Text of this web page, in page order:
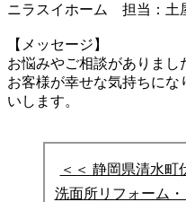
ニラスイホーム 担当：土
【メッセージ】
お悩みやご相談がありまし
お客様が幸せな気持ちに
いします。
＜＜ 静岡県清水町
洗面所リフォーム